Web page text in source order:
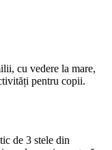
cu vedere la mare,
pentru copii.
de 3 stele din